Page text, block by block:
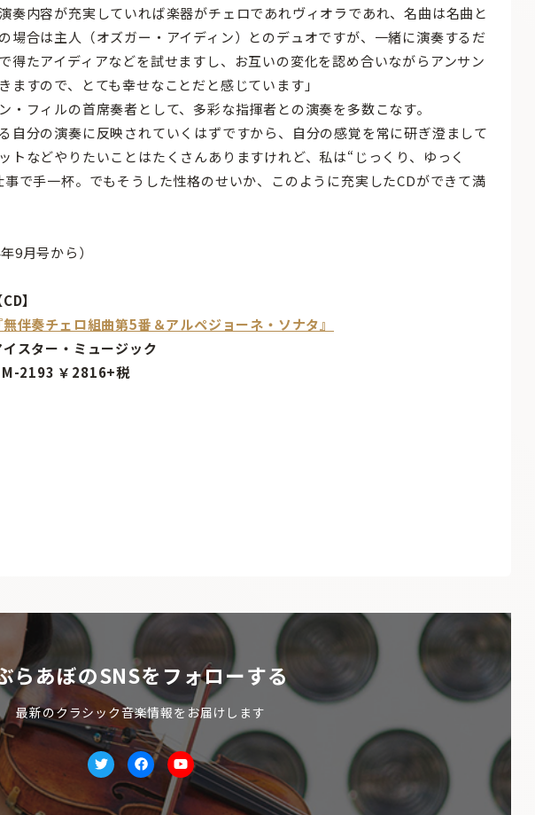
奏内容が充実していれば楽器がチェロであれヴィオラであれ、名曲は名曲と
場合は主人（オズガー・アイディン）とのデュオですが、一緒に演奏するだ
得たアイディアなどを試せますし、お互いの変化を認め合いながらアンサン
ますので、とても幸せなことだと感じています」
フィルの首席奏者として、多彩な指揮者との演奏を多数こなす。
自分の演奏に反映されていくはずですから、自分の感覚を常に研ぎ澄まして
トなどやりたいことはたくさんありますけれど、私は“じっくり、ゆっく
で手一杯。でもそうした性格のせいか、このように充実したCDができて満
9月号から）
CD】
無伴奏チェロ組曲第5番＆アルペジョーネ・ソナタ』
イスター・ミュージック
2193 ￥2816+税
らあぼのSNSをフォローする
最新のクラシック音楽情報をお届けします
TwitterfacebookYoutube